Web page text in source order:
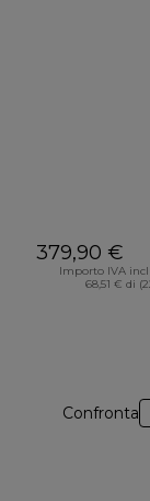
379,90 €
Importo IVA
68,51 € di
Confronta